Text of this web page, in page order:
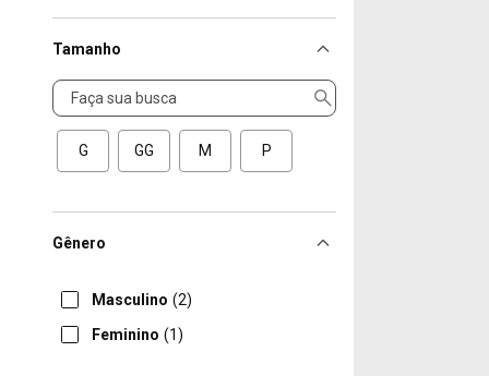
Tamanho
Tamanho
G GG M P
Gênero
Masculino (2)
Feminino (1)